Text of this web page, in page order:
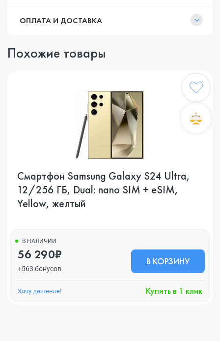
ОПЛАТА И ДОСТАВКА
Похожие товары
Смартфон Samsung Galaxy S24 Ultra,
12/256 ГБ, Dual: nano SIM + eSIM,
Yellow, желтый
В НАЛИЧИИ
56 290₽
+563 бонусов
В КОРЗИНУ
Хочу дешевле! Купить в 1 клик